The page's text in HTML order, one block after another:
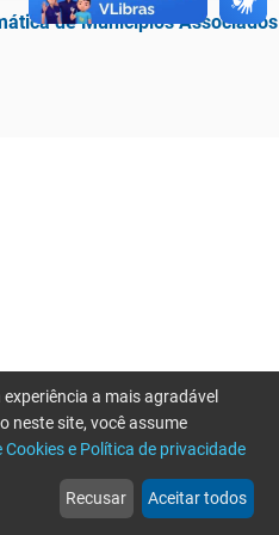
de Municípios Associados
web
Notícias
more_horiz
Mais
a mais agradável
neste site, você assume
Cookies e Política de privacidade
Recusar Aceitar todos
favor tente novamente